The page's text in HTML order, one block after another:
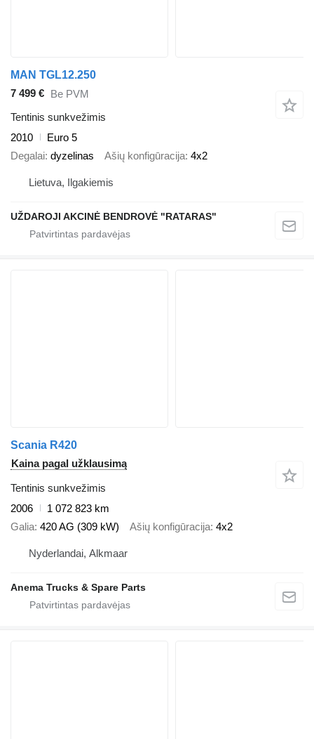
MAN TGL12.250
7 499 € Be PVM
Tentinis sunkvežimis
2010
Euro 5
Degalai dyzelinas Ašių konfigūracija 4x2
Lietuva, Ilgakiemis
UŽDAROJI AKCINĖ BENDROVĖ "RATARAS"
Scania R420
Kaina pagal užklausimą
Tentinis sunkvežimis
2006
1 072 823 km
Galia 420 AG (309 kW) Ašių konfigūracija 4x2
Nyderlandai, Alkmaar
Anema Trucks & Spare Parts